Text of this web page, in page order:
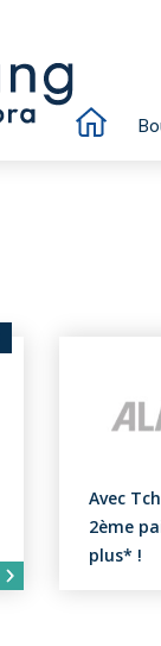
Avec
2ème
plus* !